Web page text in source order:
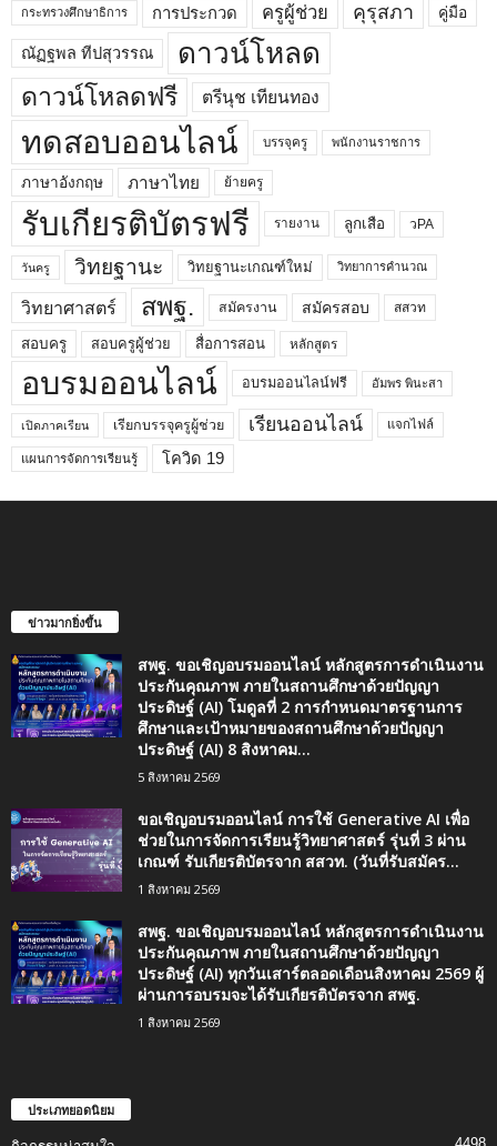
กระทรวงศึกษาธิการ การประกวด ครูผู้ช่วย คุรุสภา คู่มือ
ณัฏฐพล ทีปสุวรรณ ดาวน์โหลด
ดาวน์โหลดฟรี ตรีนุช เทียนทอง
ทดสอบออนไลน์ บรรจุครู พนักงานราชการ
ภาษาอังกฤษ ภาษาไทย ย้ายครู
รับเกียรติบัตรฟรี รายงาน ลูกเสือ วPA
วันครู วิทยฐานะ วิทยฐานะเกณฑ์ใหม่ วิทยาการคำนวณ
วิทยาศาสตร์ สพฐ. สมัครงาน สมัครสอบ สสวท
สอบครู สอบครูผู้ช่วย สื่อการสอน หลักสูตร
อบรมออนไลน์ อบรมออนไลน์ฟรี อัมพร พินะสา
เปิดภาคเรียน เรียกบรรจุครูผู้ช่วย เรียนออนไลน์ แจกไฟล์
แผนการจัดการเรียนรู้ โควิด 19
ข่าวมากยิ่งขึ้น
สพฐ. ขอเชิญอบรมออนไลน์ หลักสูตรการดำเนินงาน
ประกันคุณภาพ ภายในสถานศึกษาด้วยปัญญา
ประดิษฐ์ (AI) โมดูลที่ 2 การกำหนดมาตรฐานการ
ศึกษาและเป้าหมายของสถานศึกษาด้วยปัญญา
ประดิษฐ์ (AI) 8 สิงหาคม...
5 สิงหาคม 2569
ขอเชิญอบรมออนไลน์ การใช้ Generative AI เพื่อ
ช่วยในการจัดการเรียนรู้วิทยาศาสตร์ รุ่นที่ 3 ผ่าน
เกณฑ์ รับเกียรติบัตรจาก สสวท. (วันที่รับสมัคร...
1 สิงหาคม 2569
สพฐ. ขอเชิญอบรมออนไลน์ หลักสูตรการดำเนินงาน
ประกันคุณภาพ ภายในสถานศึกษาด้วยปัญญา
ประดิษฐ์ (AI) ทุกวันเสาร์ตลอดเดือนสิงหาคม 2569 ผู้
ผ่านการอบรมจะได้รับเกียรติบัตรจาก สพฐ.
1 สิงหาคม 2569
ประเภทยอดนิยม